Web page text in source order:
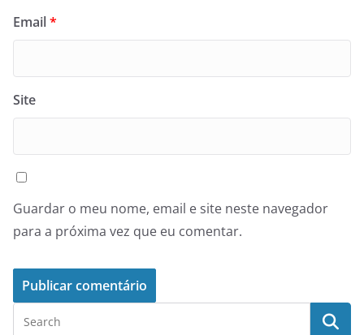
Email*
Site
Guardar o meu nome, email e site neste navegador
para a próxima vez que eu comentar.